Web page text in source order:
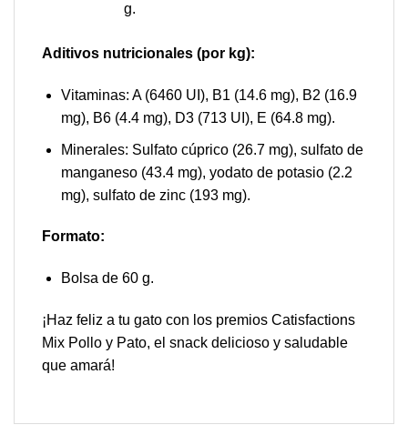
g.
Aditivos nutricionales (por kg):
Vitaminas: A (6460 UI), B1 (14.6 mg), B2 (16.9
mg), B6 (4.4 mg), D3 (713 UI), E (64.8 mg).
Minerales: Sulfato cúprico (26.7 mg), sulfato de
manganeso (43.4 mg), yodato de potasio (2.2
mg), sulfato de zinc (193 mg).
Formato:
Bolsa de 60 g.
¡Haz feliz a tu gato con los premios Catisfactions
Mix Pollo y Pato, el snack delicioso y saludable
que amará!